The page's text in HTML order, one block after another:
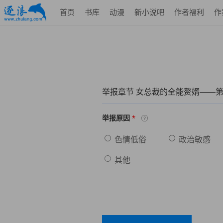
首页 书库 动漫 新小说吧 作者福利 作
举报章节 女总裁的全能赘婿——
举报原因 *
色情低俗 政治敏感
其他